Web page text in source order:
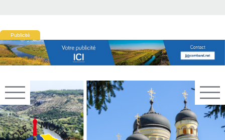
Publicité